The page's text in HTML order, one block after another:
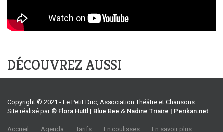
DÉCOUVREZ AUSSI
Copyright © 2021 - Le Petit Duc, Association Théâtre et Chansons
Site réalisé par © Flora Huttl | Blue Bee & Nadine Triaire | Perikan.net
Accueil Agenda Tarifs En coulisses En savoir plus